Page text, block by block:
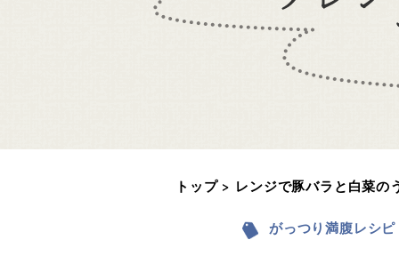
トップ レンジで豚バラと白菜の
がっつり満腹レシピ